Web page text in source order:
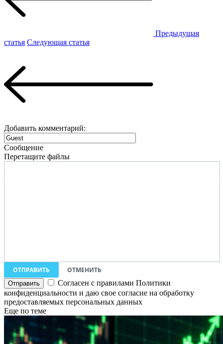
Предыдущая
статья Следующая статья
Добавить комментарий:
Сообщение
Перетащите файлы
ОТПРАВИТЬ
ОТМЕНИТЬ
Согласен с правилами Политики
конфиденциальности и даю свое согласие на обработку
предоставляемых персональных данных
Еще по теме